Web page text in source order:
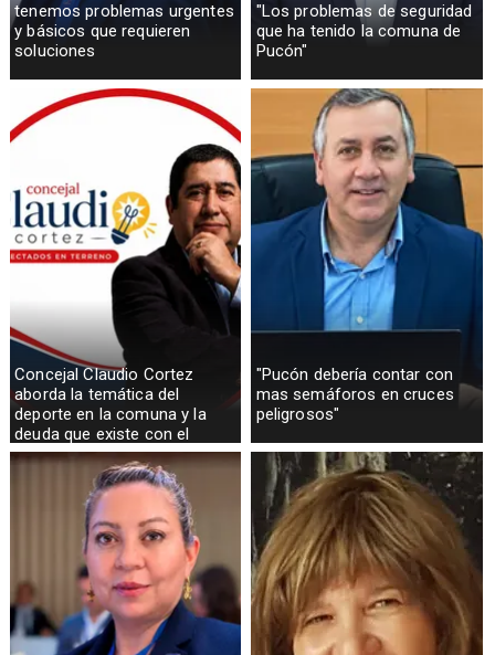
tenemos problemas urgentes
y básicos que requieren
soluciones
"Los problemas de seguridad
que ha tenido la comuna de
Pucón"
Concejal Claudio Cortez
aborda la temática del
deporte en la comuna y la
deuda que existe con el
sector rural
"Pucón debería contar con
mas semáforos en cruces
peligrosos"